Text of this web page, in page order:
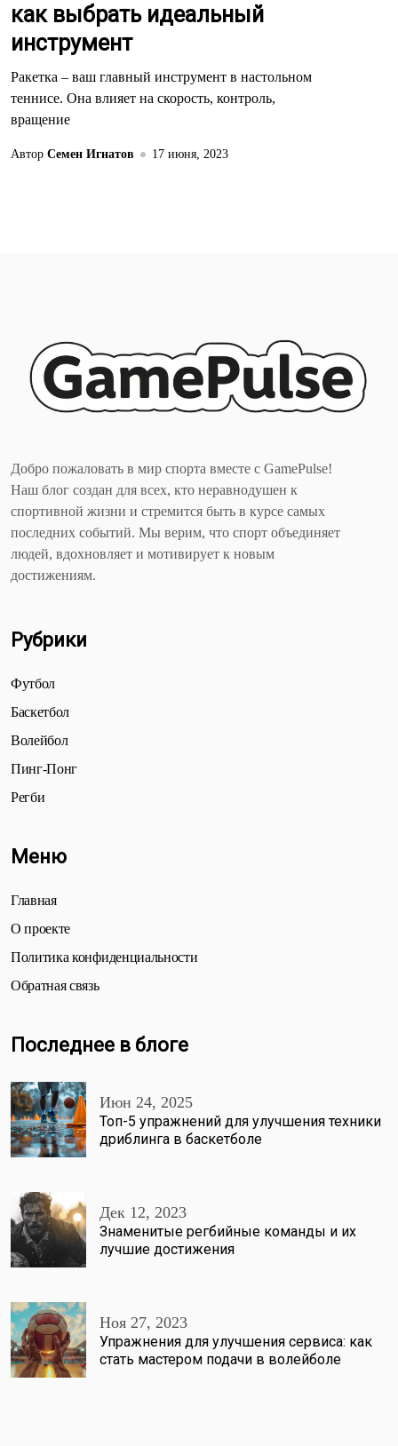
как выбрать идеальный
инструмент
Ракетка – ваш главный инструмент в настольном
теннисе. Она влияет на скорость, контроль,
вращение
Автор Семен Игнатов 17 июня, 2023
Добро пожаловать в мир спорта вместе с GamePulse!
Наш блог создан для всех, кто неравнодушен к
спортивной жизни и стремится быть в курсе самых
последних событий. Мы верим, что спорт объединяет
людей, вдохновляет и мотивирует к новым
достижениям.
Рубрики
Футбол
Баскетбол
Волейбол
Пинг-Понг
Регби
Меню
Главная
О проекте
Политика конфиденциальности
Обратная связь
Последнее в блоге
Июн 24, 2025
Топ-5 упражнений для улучшения техники
дриблинга в баскетболе
Дек 12, 2023
Знаменитые регбийные команды и их
лучшие достижения
Ноя 27, 2023
Упражнения для улучшения сервиса: как
стать мастером подачи в волейболе